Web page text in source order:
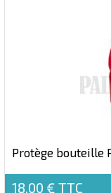
Protège bouteille
18,00 € TTC